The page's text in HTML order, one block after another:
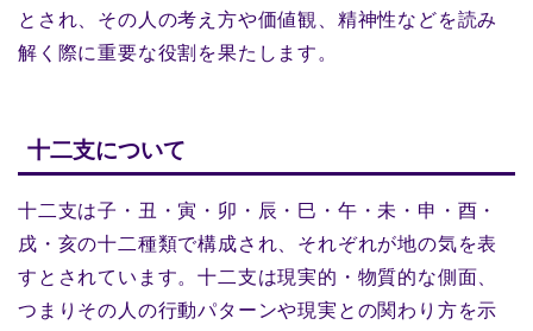
とされ、その人の考え方や価値観、精神性などを読み
解く際に重要な役割を果たします。
十二支について
十二支は子・丑・寅・卯・辰・巳・午・未・申・酉・
戌・亥の十二種類で構成され、それぞれが地の気を表
すとされています。十二支は現実的・物質的な側面、
つまりその人の行動パターンや現実との関わり方を示